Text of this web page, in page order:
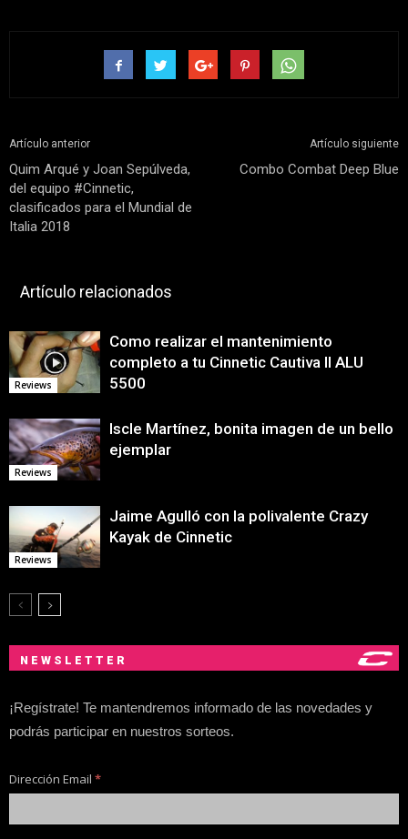
Artículo anterior
Quim Arqué y Joan Sepúlveda,
del equipo #Cinnetic,
clasificados para el Mundial de
Italia 2018
Artículo siguiente
Combo Combat Deep Blue
Artículo relacionados
Reviews
Como realizar el mantenimiento
completo a tu Cinnetic Cautiva II ALU
5500
Reviews
Iscle Martínez, bonita imagen de un bello
ejemplar
Reviews
Jaime Agulló con la polivalente Crazy
Kayak de Cinnetic
NEWSLETTER
¡Regístrate! Te mantendremos informado de las novedades y
podrás participar en nuestros sorteos.
Dirección Email *